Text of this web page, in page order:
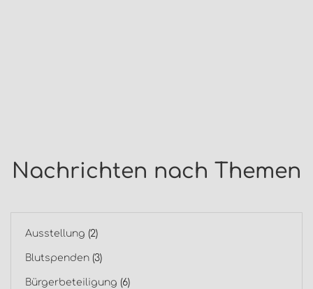
Nachrichten nach Themen
Ausstellung (2)
Blutspenden (3)
Bürgerbeteiligung (6)